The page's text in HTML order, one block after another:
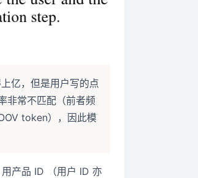
亿，但是用户写的点
非常不匹配（前者频
token），因此模
产品 ID （用户 ID 亦